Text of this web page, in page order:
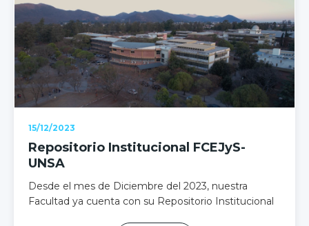
15/12/2023
Repositorio Institucional FCEJyS-
UNSA
Desde el mes de Diciembre del 2023, nuestra
Facultad ya cuenta con su Repositorio Institucional